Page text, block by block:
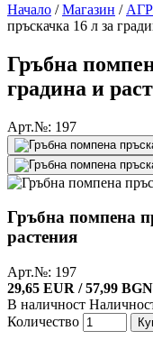
Начало / Магазин /
пръскачка 16 л за
Гръбна
градина и
Арт.№: 197
Гръбна помпена
растения
Арт.№: 197
29,65 EUR / 57,99 BGN
В наличност
Количество